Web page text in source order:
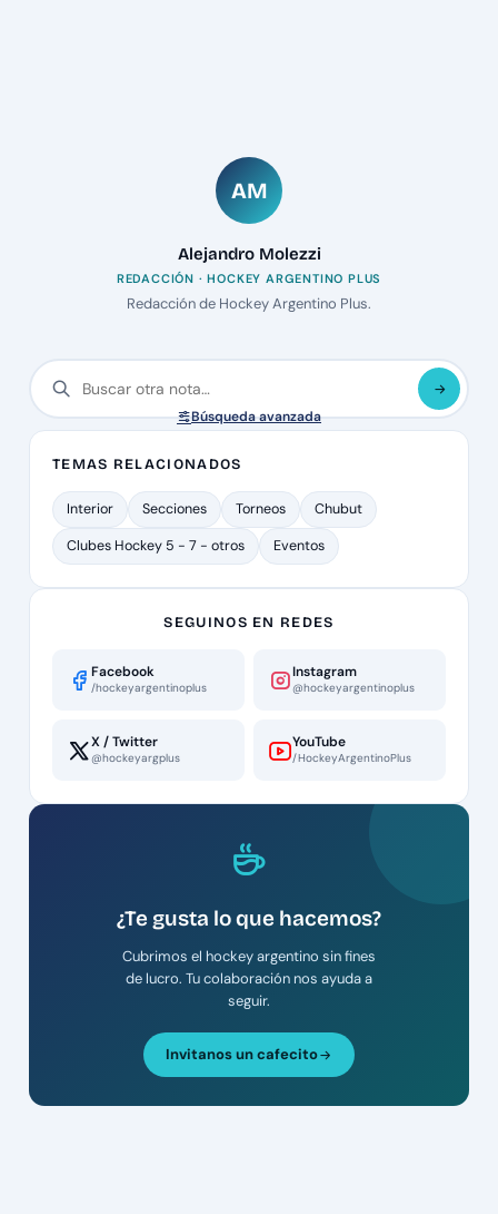
AM
Alejandro Molezzi
REDACCIÓN · HOCKEY ARGENTINO PLUS
Redacción de Hockey Argentino Plus.
Búsqueda avanzada
TEMAS RELACIONADOS
Interior Secciones Torneos Chubut
Clubes Hockey 5 - 7 - otros Eventos
SEGUINOS EN REDES
Facebook
/hockeyargentinoplus
Instagram
@hockeyargentinoplus
X / Twitter
@hockeyargplus
YouTube
/HockeyArgentinoPlus
¿Te gusta lo que hacemos?
Cubrimos el hockey argentino sin fines
de lucro. Tu colaboración nos ayuda a
seguir.
Invitanos un cafecito